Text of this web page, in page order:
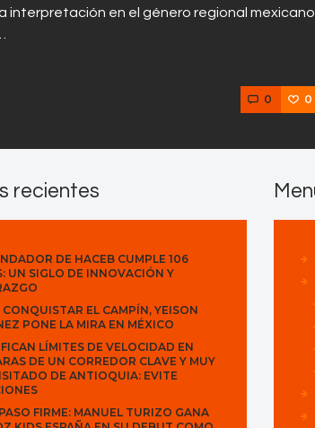
interpretación en el género regional
0 0
recientes
DE HACEB CUMPLE 106
UN SIGLO DE INNOVACIÓN Y
CONQUISTAR EL CAMPÍN, YEISON
PONE LA MIRA EN MÉXICO
LÍMITES DE VELOCIDAD EN
DE UN CORREDOR CLAVE Y MUY
DE ANTIOQUIA: EVITE
FIRME: MANUEL TURIZO GANA